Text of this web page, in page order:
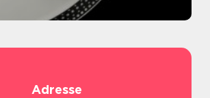
Adresse